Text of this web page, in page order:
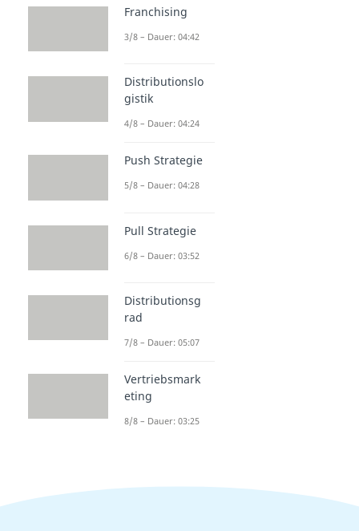
Franchising
3/8 – Dauer: 04:42
Distributionslo
gistik
4/8 – Dauer: 04:24
Push Strategie
5/8 – Dauer: 04:28
Pull Strategie
6/8 – Dauer: 03:52
Distributionsg
rad
7/8 – Dauer: 05:07
Vertriebsmark
eting
8/8 – Dauer: 03:25